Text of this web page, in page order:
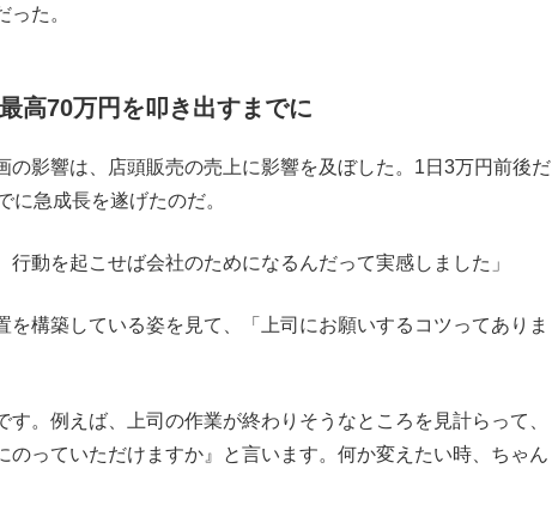
た。
高70万円を叩き出すまでに
影響は、店頭販売の売上に影響を及ぼした。1日3万円前後だ
急成長を遂げたのだ。
動を起こせば会社のためになるんだって実感しました」
構築している姿を見て、「上司にお願いするコツってありま
。例えば、上司の作業が終わりそうなところを見計らって、
のっていただけますか』と言います。何か変えたい時、ちゃん